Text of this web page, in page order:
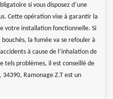
si vous disposez d’une
Cette opération vise à garantir la
votre installation fonctionnelle. Si
la fumée va se refouler à
à cause de l’inhalation de
tels problèmes, il est conseillé de
Ramonage Z.T est un